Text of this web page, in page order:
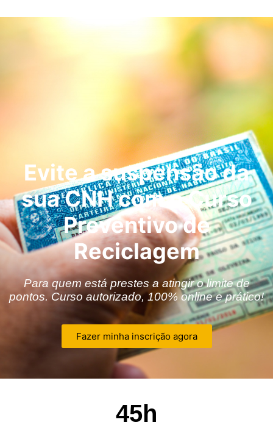
Evite a suspensão da
sua CNH com o Curso
Preventivo de
Reciclagem
Para quem está prestes a atingir o limite de
pontos. Curso autorizado, 100% online e prático!
Fazer minha inscrição agora
45h